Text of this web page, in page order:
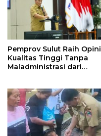
Pemprov Sulut Raih Opini
Kualitas Tinggi Tanpa
Maladministrasi dari